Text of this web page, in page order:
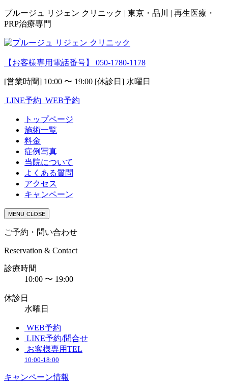
プルージュ リジェン クリニック | 東京・品川 | 再生医療・
PRP治療専門
【お客様専用電話番号】 050-1780-1178
[営業時間] 10:00 〜 19:00 [休診日] 水曜日
LINE予約 WEB予約
トップページ
施術一覧
料金
症例写真
当院について
よくある質問
アクセス
キャンペーン
MENU CLOSE
ご予約・問い合わせ
Reservation & Contact
診療時間
10:00 〜 19:00
休診日
水曜日
WEB予約
LINE予約/問合せ
お客様専用TEL
10:00-18:00
キャンペーン情報